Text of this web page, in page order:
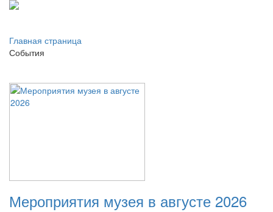
Главная страница
События
Мероприятия музея в августе 2026